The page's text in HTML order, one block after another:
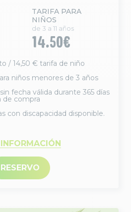
TARIFA PARA
NIÑOS
de 3 a 11 años
14.50€
/ 14,50 € tarifa de niño
niños menores de 3 años
fecha válida durante 365 días
de compra
con discapacidad disponible.
RESERVO